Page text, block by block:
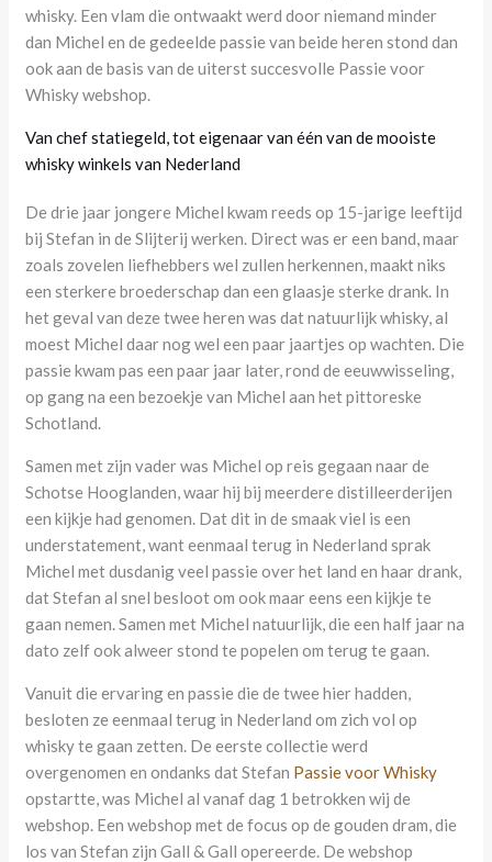
whisky. Een vlam die ontwaakt werd door niemand minder
dan Michel en de gedeelde passie van beide heren stond dan
ook aan de basis van de uiterst succesvolle Passie voor
Whisky webshop.
Van chef statiegeld, tot eigenaar van één van de mooiste
whisky winkels van Nederland
De drie jaar jongere Michel kwam reeds op 15-jarige leeftijd
bij Stefan in de Slijterij werken. Direct was er een band, maar
zoals zovelen liefhebbers wel zullen herkennen, maakt niks
een sterkere broederschap dan een glaasje sterke drank. In
het geval van deze twee heren was dat natuurlijk whisky, al
moest Michel daar nog wel een paar jaartjes op wachten. Die
passie kwam pas een paar jaar later, rond de eeuwwisseling,
op gang na een bezoekje van Michel aan het pittoreske
Schotland.
Samen met zijn vader was Michel op reis gegaan naar de
Schotse Hooglanden, waar hij bij meerdere distilleerderijen
een kijkje had genomen. Dat dit in de smaak viel is een
understatement, want eenmaal terug in Nederland sprak
Michel met dusdanig veel passie over het land en haar drank,
dat Stefan al snel besloot om ook maar eens een kijkje te
gaan nemen. Samen met Michel natuurlijk, die een half jaar na
dato zelf ook alweer stond te popelen om terug te gaan.
Vanuit die ervaring en passie die de twee hier hadden,
besloten ze eenmaal terug in Nederland om zich vol op
whisky te gaan zetten. De eerste collectie werd
overgenomen en ondanks dat Stefan Passie voor Whisky
opstartte, was Michel al vanaf dag 1 betrokken wij de
webshop. Een webshop met de focus op de gouden dram, die
los van Stefan zijn Gall & Gall opereerde. De webshop